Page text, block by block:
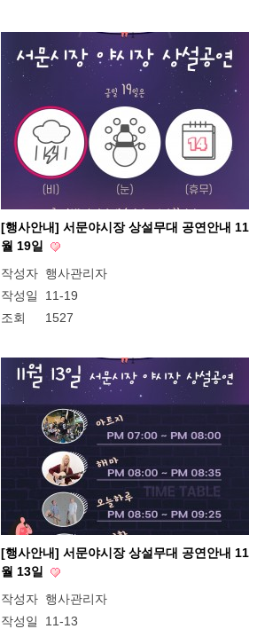
[행사안내] 서문야시장 상설무대 공연안내 11
월 19일
작성자 행사관리자
작성일
11-19
조회
1527
[행사안내] 서문야시장 상설무대 공연안내 11
월 13일
작성자 행사관리자
작성일
11-13